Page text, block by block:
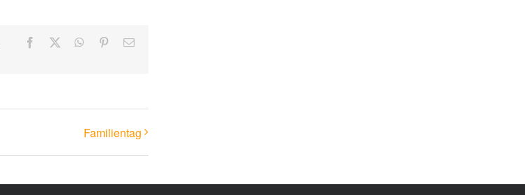
Facebook WhatsApp
Pinterest
E-
Familientag